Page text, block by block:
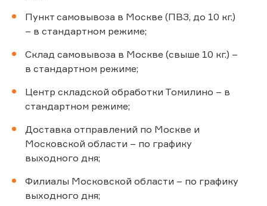
Пункт самовывоза в Москве (ПВЗ, до 10 кг.)
– в стандартном режиме;
Склад самовывоза в Москве (свыше 10 кг.) –
в стандартном режиме;
Центр складской обработки Томилино – в
стандартном режиме;
Доставка отправлений по Москве и
Московской области – по графику
выходного дня;
Филиалы Московской области – по графику
выходного дня;